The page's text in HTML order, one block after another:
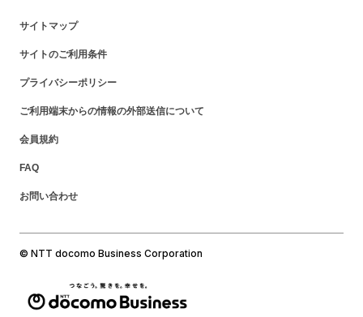
サイトマップ
サイトのご利用条件
プライバシーポリシー
ご利用端末からの情報の外部送信について
会員規約
FAQ
お問い合わせ
© NTT docomo Business Corporation